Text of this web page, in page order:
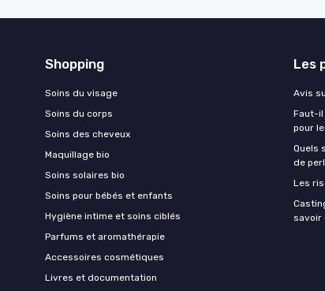
Shopping
Soins du visage
Soins du corps
Soins des cheveux
Maquillage bio
Soins solaires bio
Soins pour bébés et enfants
Hygiène intime et soins ciblés
Parfums et aromathérapie
Accessoires cosmétiques
Livres et documentation
Les
Avis
Faut-il
pour
Quels
de
Les
savoir